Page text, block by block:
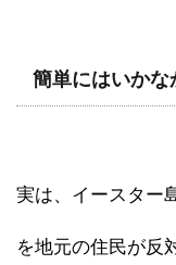
簡単にはいかな
実は、イースター
を地元の住民が反